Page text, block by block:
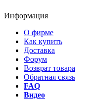
Информация
О фирме
Как купить
Доставка
Форум
Возврат товара
Обратная связь
FAQ
Видео